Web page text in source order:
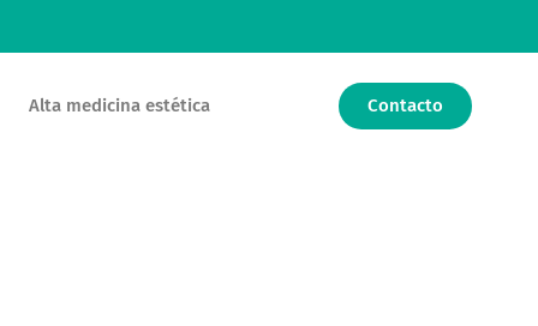
Alta medicina estética Contacto